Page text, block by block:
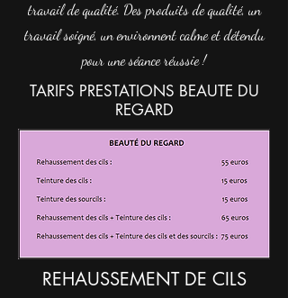
travail de qualité. Des produits de qualité, un
travail soigné, un environnent calme et détendu
pour une séance réussie !
TARIFS PRESTATIONS BEAUTE DU
REGARD
REHAUSSEMENT DE CILS